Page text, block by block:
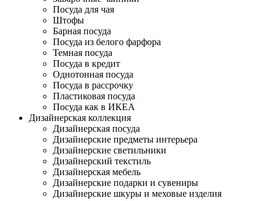
Посуда для чая
Штофы
Барная посуда
Посуда из белого фарфора
Темная посуда
Посуда в кредит
Однотонная посуда
Посуда в рассрочку
Пластиковая посуда
Посуда как в ИКЕА
Дизайнерская коллекция
Дизайнерская посуда
Дизайнерские предметы интерьера
Дизайнерские светильники
Дизайнерский текстиль
Дизайнерская мебель
Дизайнерские подарки и сувениры
Дизайнерские шкуры и меховые изделия